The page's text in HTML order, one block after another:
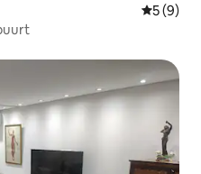
5 (9)